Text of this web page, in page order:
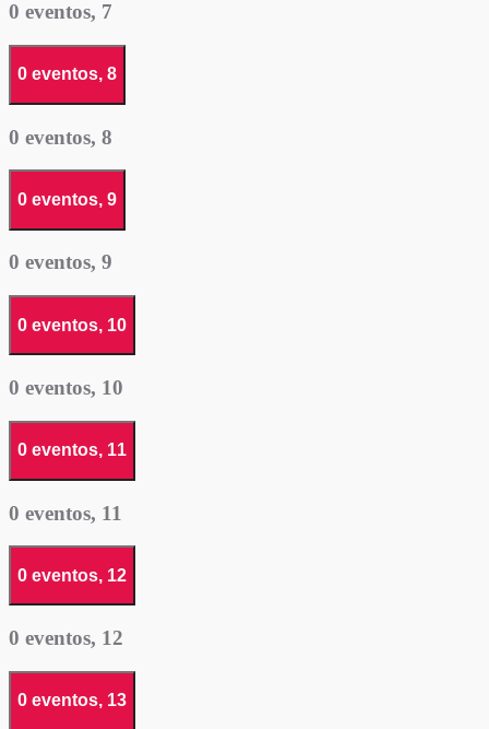
0 eventos, 7
0 eventos, 8
0 eventos, 8
0 eventos, 9
0 eventos, 9
0 eventos, 10
0 eventos, 10
0 eventos, 11
0 eventos, 11
0 eventos, 12
0 eventos, 12
0 eventos, 13